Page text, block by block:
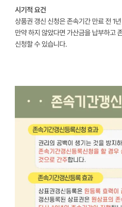
시기적 요건
상품권 갱신 신청은 존속기간 만료 전 1
만약 하지 않았다면 가산금을 납부하고
신청할 수 있습니다.